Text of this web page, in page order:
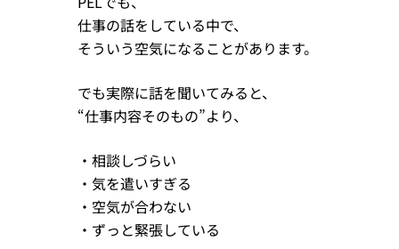
仕事の話をしている中で、
そういう空気になることがあります。
でも実際に話を聞いてみると、
“仕事内容そのもの”より、
・相談しづらい
・気を遣いすぎる
・空気が合わない
・ずっと緊張している